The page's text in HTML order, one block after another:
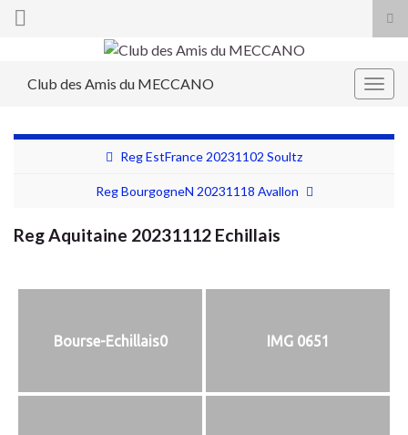
Search for:
Club des Amis du MECCANO
Reg EstFrance 20231102 Soultz
Reg BourgogneN 20231118 Avallon
Reg Aquitaine 20231112 Echillais
Bourse-Echillais0 IMG 0651